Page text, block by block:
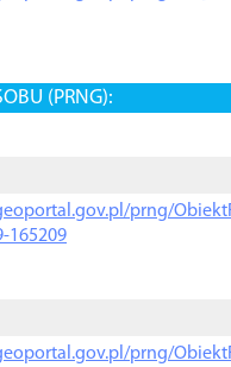
(PRNG):
prng/
165209
prng/